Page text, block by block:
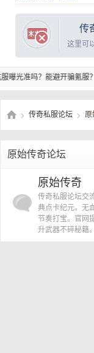
传
这里可
能避开骗氪服？
传奇私服论坛 原
原始传奇论坛
原始传奇
传奇私服论坛交
典点卡纪元。无
节奏打宝。官网
升武器不碎秘籍